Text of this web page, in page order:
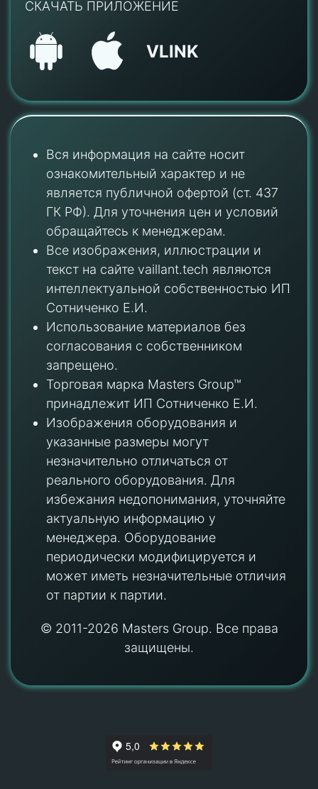
СКАЧАТЬ ПРИЛОЖЕНИЕ
VLINK
Вся информация на сайте носит
ознакомительный характер и не
является публичной офертой (ст. 437
ГК РФ). Для уточнения цен и условий
обращайтесь к менеджерам.
Все изображения, иллюстрации и
текст на сайте vaillant.tech являются
интеллектуальной собственностью ИП
Сотниченко Е.И.
Использование материалов без
согласования с собственником
запрещено.
Торговая марка Masters Group™
принадлежит ИП Сотниченко Е.И.
Изображения оборудования и
указанные размеры могут
незначительно отличаться от
реального оборудования. Для
избежания недопонимания, уточняйте
актуальную информацию у
менеджера. Оборудование
периодически модифицируется и
может иметь незначительные отличия
от партии к партии.
© 2011-2026 Masters Group. Все права
защищены.